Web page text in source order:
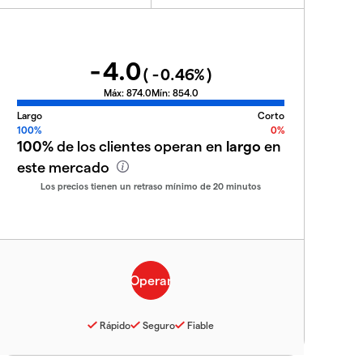
-4.0( -0.46%)
Máx: 874.0Mín: 854.0
Largo
Corto
100%
0%
100%de los clientes operan en largo en
este mercado
Los precios tienen un retraso mínimo de 20 minutos
Rápido Seguro Fiable